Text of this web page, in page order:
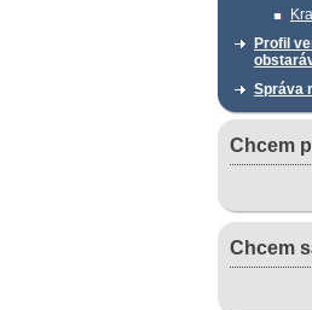
Profil
Správa
Chcem
Chcem